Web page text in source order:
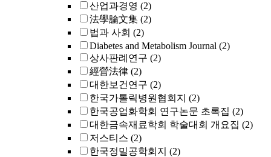
산업과경영 (2)
法學論文集 (2)
법과 사회 (2)
Diabetes and Metabolism Journal (2)
상사판례연구 (2)
經營法律 (2)
대한보건연구 (2)
한국가톨릭병원협회지 (2)
한국공업화학회 연구논문 초록집 (2)
대한금속재료학회 학술대회 개요집 (2)
저스티스 (2)
한국정밀공학회지 (2)